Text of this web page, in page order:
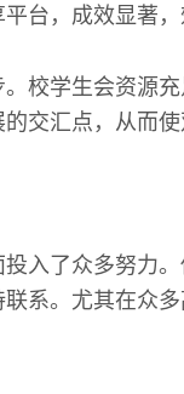
台，成效显著，
校学生会资源
交汇点，从而使
入了众多努力
系。尤其在众